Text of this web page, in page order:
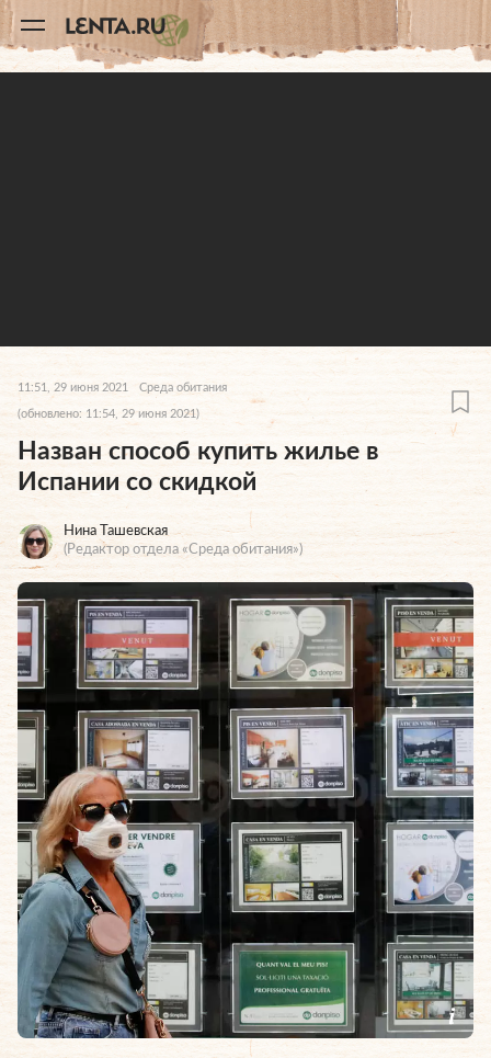
A
11
11:51, 29 июня 2021 Среда обитания
(обновлено: 11:54, 29 июня 2021)
Назван способ купить жилье в
Испании со скидкой
Нина Ташевская
(Редактор отдела «Среда обитания»)